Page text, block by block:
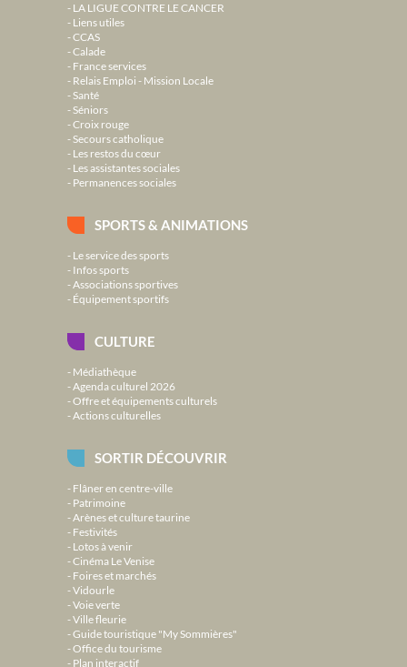
LA LIGUE CONTRE LE CANCER
Liens utiles
CCAS
Calade
France services
Relais Emploi - Mission Locale
Santé
Séniors
Croix rouge
Secours catholique
Les restos du cœur
Les assistantes sociales
Permanences sociales
SPORTS & ANIMATIONS
Le service des sports
Infos sports
Associations sportives
Équipement sportifs
CULTURE
Médiathèque
Agenda culturel 2026
Offre et équipements culturels
Actions culturelles
SORTIR DÉCOUVRIR
Flâner en centre-ville
Patrimoine
Arènes et culture taurine
Festivités
Lotos à venir
Cinéma Le Venise
Foires et marchés
Vidourle
Voie verte
Ville fleurie
Guide touristique "My Sommières"
Office du tourisme
Plan interactif